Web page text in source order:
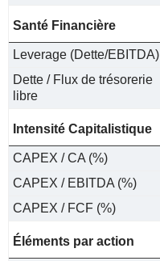
Santé Financière
Leverage (Dette/EBITDA)
Dette / Flux de trésorerie
libre
Intensité Capitalistique
CAPEX / CA (%)
CAPEX / EBITDA (%)
CAPEX / FCF (%)
Éléments par action